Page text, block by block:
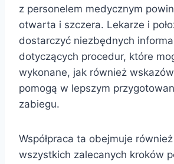
z personelem medycznym
otwarta i szczera. Lekarze i
dostarczyć niezbędnych
dotyczących procedur, które
wykonane, jak również
pomogą w lepszym
zabiegu.
Współpraca ta obejmuje
wszystkich zalecanych kroków